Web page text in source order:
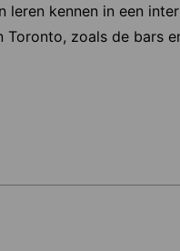
leren kennen in een
zoals de bars